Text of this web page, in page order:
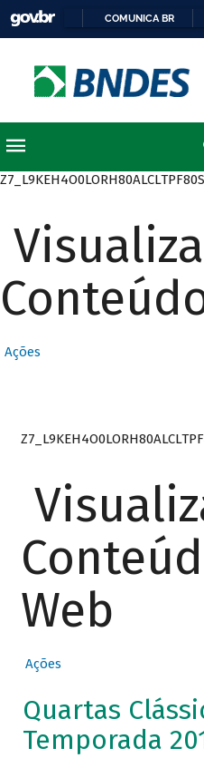
COMUNICA BR
Ações
Web
Ações
Quartas
Temporada